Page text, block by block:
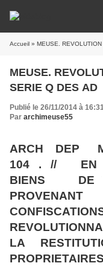
Accueil » MEUSE.
MEUSE. REVOLUTION 1789 . CONFISCATIONS
SERIE Q DES AD
Publié le 26/11/2014 à
Par archimeuse55
ARCH
104 . // EN
BIENS DE
LA